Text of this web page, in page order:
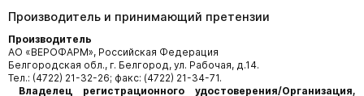
Производитель и принимающий претензии
Производитель
АО «ВЕРОФАРМ», Российская Федерация
Белгородская обл., г. Белгород, ул. Рабочая, д.14.
Тел.: (4722) 21-32-26; факс: (4722) 21-34-71.
Владелец регистрационного удостоверения/Организация,